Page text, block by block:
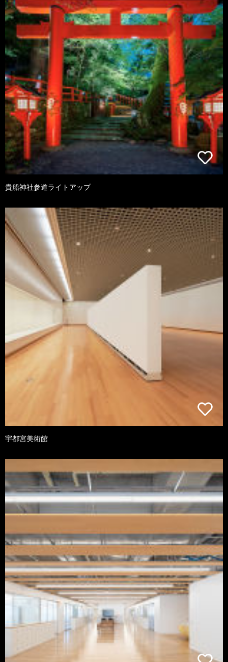
貴船神社参道ライトアップ
宇都宮美術館